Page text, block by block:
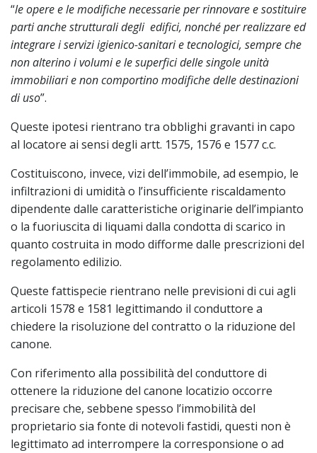
“le opere e le modifiche necessarie per rinnovare e sostituire
parti anche strutturali degli edifici, nonché per realizzare ed
integrare i servizi igienico-sanitari e tecnologici, sempre che
non alterino i volumi e le superfici delle singole unità
immobiliari e non comportino modifiche delle destinazioni
di uso”.
Queste ipotesi rientrano tra obblighi gravanti in capo
al locatore ai sensi degli artt. 1575, 1576 e 1577 c.c.
Costituiscono, invece, vizi dell’immobile, ad esempio, le
infiltrazioni di umidità o l’insufficiente riscaldamento
dipendente dalle caratteristiche originarie dell’impianto
o la fuoriuscita di liquami dalla condotta di scarico in
quanto costruita in modo difforme dalle prescrizioni del
regolamento edilizio.
Queste fattispecie rientrano nelle previsioni di cui agli
articoli 1578 e 1581 legittimando il conduttore a
chiedere la risoluzione del contratto o la riduzione del
canone.
Con riferimento alla possibilità del conduttore di
ottenere la riduzione del canone locatizio occorre
precisare che, sebbene spesso l’immobilità del
proprietario sia fonte di notevoli fastidi, questi non è
legittimato ad interrompere la corresponsione o ad